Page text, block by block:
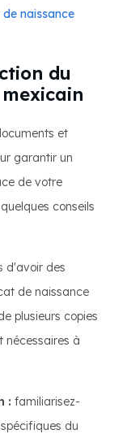
naissance
du
et
garantir un
de votre
conseils
d'avoir des
de naissance
plusieurs copies
nécessaires à
: familiarisez-
du